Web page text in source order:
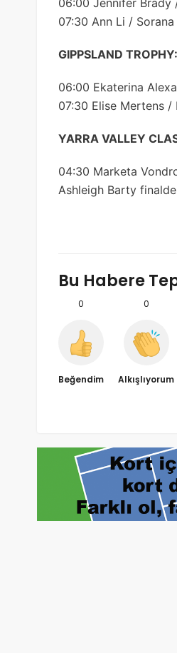
07:30 Ann Li /
GIPPSLAND TROPHY:
06:00 Ekaterina
07:30 Elise Mertens /
YARRA VALLEY
04:30 Marketa
Ashleigh Barty
Bu Habere
0
Beğendim
0
Alkışlıyorum